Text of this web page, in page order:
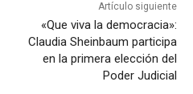
Artículo siguiente
«Que viva la democracia»:
Claudia Sheinbaum participa
en la primera elección del
Poder Judicial